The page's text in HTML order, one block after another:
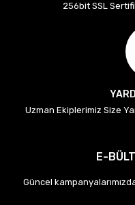
256bit SSL
Uzman Ekiplerimiz Size
E-
Güncel